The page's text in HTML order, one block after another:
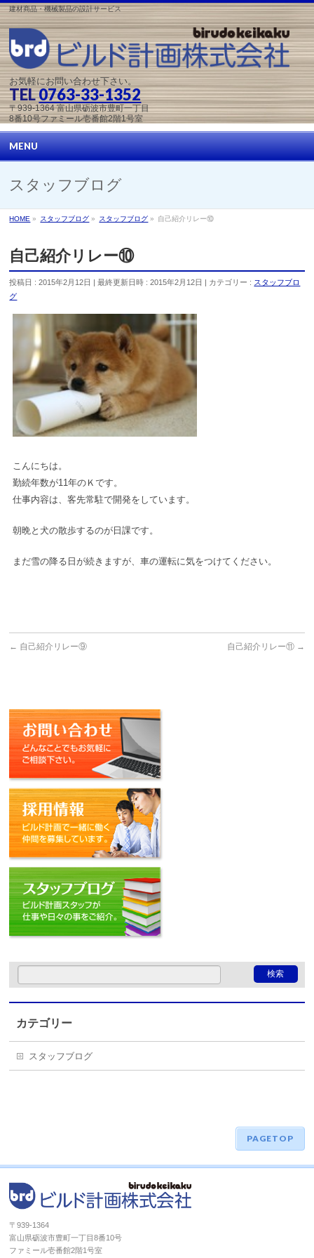
建材商品・機械製品の設計サービス
お気軽にお問い合わせ下さい。
TEL0763-33-1352
〒939-1364 富山県砺波市豊町一丁目
8番10号ファミール壱番館2階1号室
MENU
スタッフブログ
HOME » スタッフブログ » スタッフブログ » 自己紹介リレー⑩
自己紹介リレー⑩
投稿日 : 2015年2月12日 最終更新日時 : 2015年2月12日 カテゴリー : スタッフブロ
グ
こんにちは。
勤続年数が11年のＫです。
仕事内容は、客先常駐で開発をしています。
朝晩と犬の散歩するのが日課です。
まだ雪の降る日が続きますが、車の運転に気をつけてください。
← 自己紹介リレー⑨ 自己紹介リレー⑪ →
カテゴリー
スタッフブログ
PAGETOP
〒939-1364
富山県砺波市豊町一丁目8番10号
ファミール壱番館2階1号室